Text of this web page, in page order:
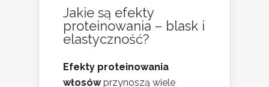
Jakie są efekty
proteinowania – blask i
elastyczność?
Efekty proteinowania
włosówprzynoszą wiele